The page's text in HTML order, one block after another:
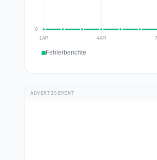
Fehlerberichte
ADVERTISEMENT